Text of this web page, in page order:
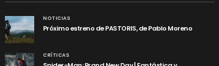
NOTICIAS
Próximo estreno de PASTORIS, de Pablo Moreno
CRÍTICAS